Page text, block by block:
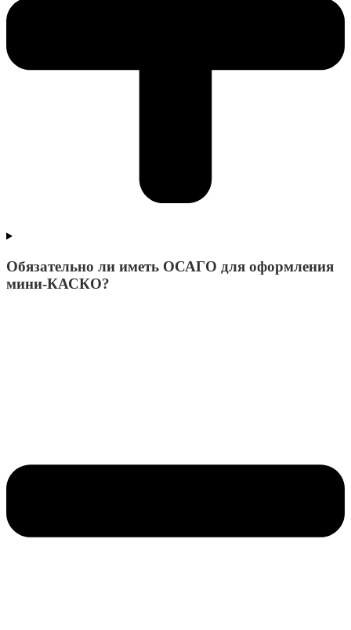
Обязательно ли иметь ОСАГО для оформления
мини-КАСКО?